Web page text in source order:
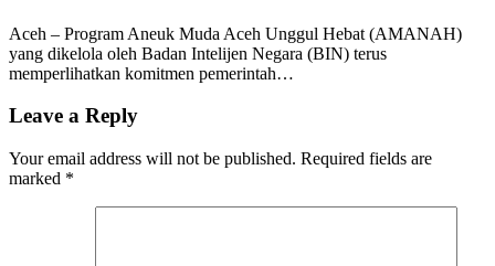
Aceh – Program Aneuk Muda Aceh Unggul Hebat (AMANAH)
yang dikelola oleh Badan Intelijen Negara (BIN) terus
memperlihatkan komitmen pemerintah…
Leave a Reply
Your email address will not be published. Required fields are
marked *